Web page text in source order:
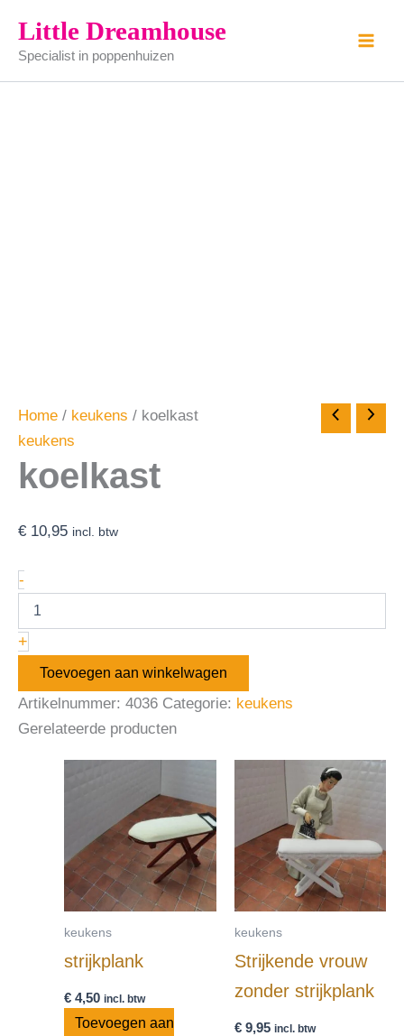
naar
inhoud
Little Dreamhouse
Specialist in poppenhuizen
Home / keukens / koelkast
keukens
koelkast
€ 10,95 incl. btw
-
aantal
+
Toevoegen aan winkelwagen
Artikelnummer: 4036 Categorie: keukens
Gerelateerde producten
keukens
strijkplank
€ 4,50 incl. btw
Toevoegen aan
keukens
Strijkende vrouw
zonder strijkplank
€9,95 incl. btw